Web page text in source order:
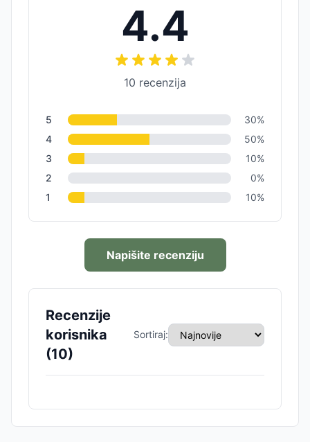
4.4
10 recenzija
5 30%
4
50%
3
10%
2
0%
1
10%
Napišite recenziju
Recenzije
korisnika
(10)
Sortiraj: